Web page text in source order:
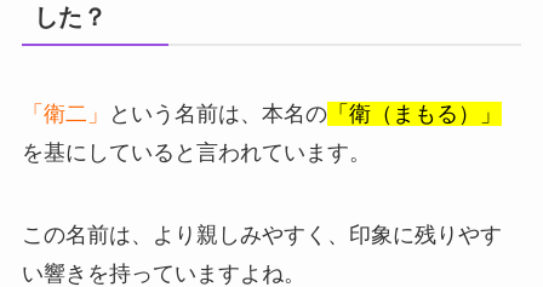
した？
「衛二」 という名前は、本名の「衛（まもる）」
を基にしていると言われています。
この名前は、より親しみやすく、印象に残りやす
い響きを持っていますよね。